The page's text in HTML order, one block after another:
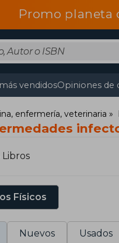
Promo
vendidosOpiniones de
enfermería, veterinaria
Libros
Físicos
Nuevos Usados